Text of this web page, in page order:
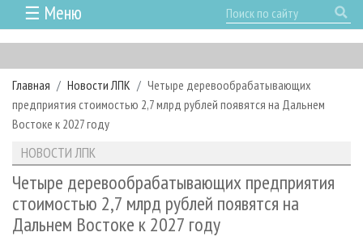
☰ Меню
ГЛАВНАЯ
РУБРИКИ И ТЕМЫ
РУБРИКИ ЖУРНАЛА
ЛЕСНОЕ ХОЗЯЙСТВО
ЛЕСОЗАГОТОВКА
ЛЕСОПИЛЕНИЕ
ДЕРЕВООБРАБОТКА
СУШКА ДРЕВЕСИНЫ
НОВОСТИ
КАЛЕНДАРЬ СОБЫТИЙ
НОВОСТИ ЛПК
НОВОСТИ ЖУРНАЛА
НОВОСТИ КОМПАНИЙ
ПРОЕКТЫ ЛПИ
АНАЛИТИКА
ПРЕДПРИЯТИЯ ЛПК
ЛЕСНЫЕ РЕГИОНЫ РОССИИ
ПЕРСОНЫ
АРХИВ
АРХИВ ЖУРНАЛОВ
СТАТЬИ
О ЖУРНАЛЕ
ПОДПИСКА
КОНТАКТЫ
РЕКЛАМОДАТЕЛЯМ
РЕКЛАМА
Главная Новости ЛПК
Четыре деревообрабатывающих
предприятия стоимостью 2,7 млрд рублей появятся на Дальнем
Востоке к 2027 году
НОВОСТИ ЛПК
Четыре деревообрабатывающих предприятия
стоимостью 2,7 млрд рублей появятся на
Дальнем Востоке к 2027 году